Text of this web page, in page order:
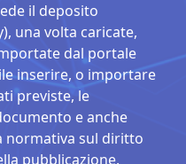
il deposito
una volta caricate,
dal portale
inserire, o importare
previste, le
e anche
normativa sul diritto
pubblicazione.